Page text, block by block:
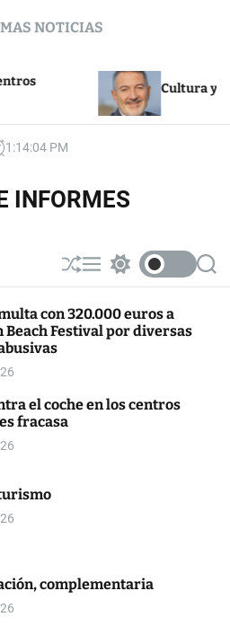
NOTICIAS
Cultura y turismo
1 :14:04 PM
INFORMES
S
h
ff
l
M
e
u
w
t
c
o
S
e
con 320.000 euros a
Beach Festival por diversas
el coche en los centros
fracasa
complementaria